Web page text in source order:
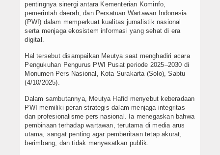
pentingnya sinergi antara Kementerian Kominfo,
pemerintah daerah, dan Persatuan Wartawan Indonesia
(PWI) dalam memperkuat kualitas jurnalistik nasional
serta menjaga ekosistem informasi yang sehat di era
digital.
Hal tersebut disampaikan Meutya saat menghadiri acara
Pengukuhan Pengurus PWI Pusat periode 2025–2030 di
Monumen Pers Nasional, Kota Surakarta (Solo), Sabtu
(4/10/2025).
Dalam sambutannya, Meutya Hafid menyebut keberadaan
PWI memiliki peran strategis dalam menjaga integritas
dan profesionalisme pers nasional. Ia menegaskan bahwa
pembinaan terhadap wartawan, terutama di media arus
utama, sangat penting agar pemberitaan tetap akurat,
berimbang, dan tidak menyesatkan publik.